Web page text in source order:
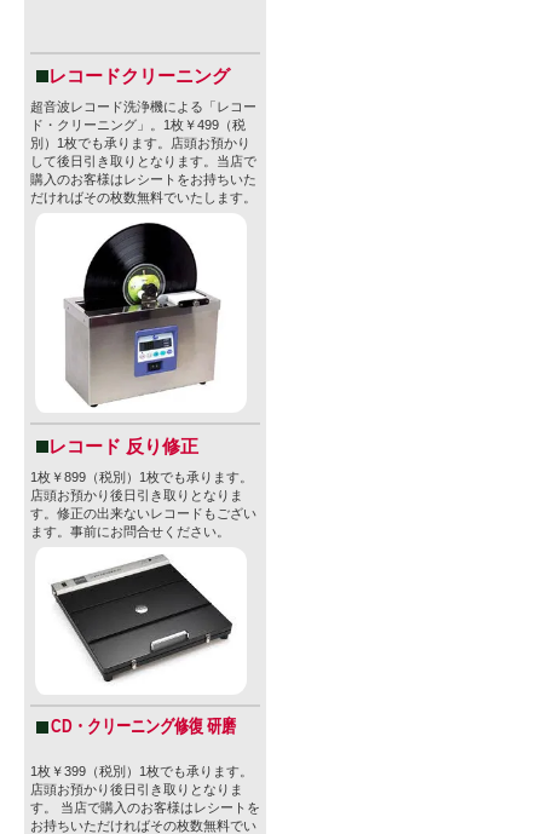
レコードクリーニング
超音波レコード洗浄機による「レコー
ド・クリーニング」。1枚￥499（税
別）1枚でも承ります。店頭お預かり
して後日引き取りとなります。当店で
購入のお客様はレシートをお持ちいた
だければその枚数無料でいたします。
レコード 反り修正
1枚￥899（税別）1枚でも承ります。
店頭お預かり後日引き取りとなりま
す。修正の出来ないレコードもござい
ます。事前にお問合せください。
CD・クリーニング修復 研磨
1枚￥399（税別）1枚でも承ります。
店頭お預かり後日引き取りとなりま
す。 当店で購入のお客様はレシートを
お持ちいただければその枚数無料でい